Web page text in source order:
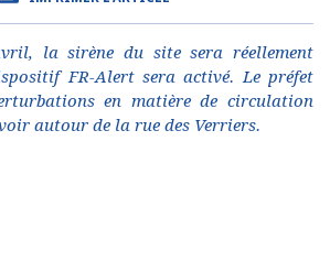
la sirène du site sera réellement
FR-Alert sera activé. Le préfet
en matière de circulation
autour de la rue des Verriers.